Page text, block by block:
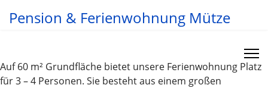
Pension & Ferienwohnung Mütze
Auf 60 m² Grundfläche bietet unsere Ferienwohnung Platz
für 3 – 4 Personen. Sie besteht aus einem großen